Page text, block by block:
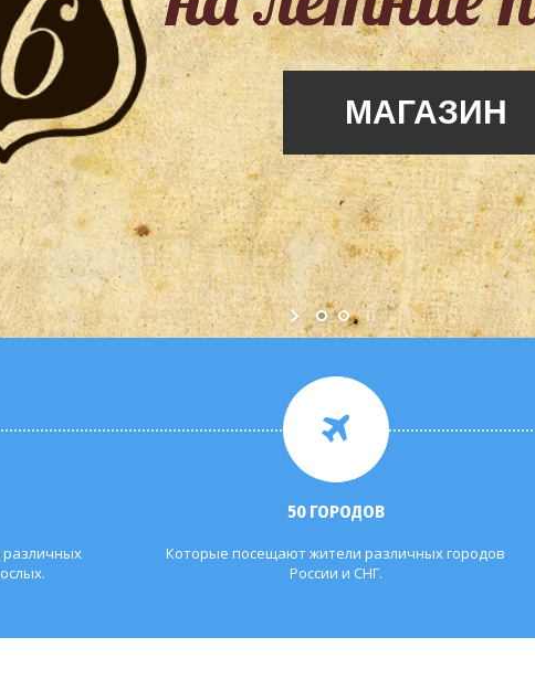
50 ГОРОДОВ
Которые посещают жители различных городов
России и СНГ.